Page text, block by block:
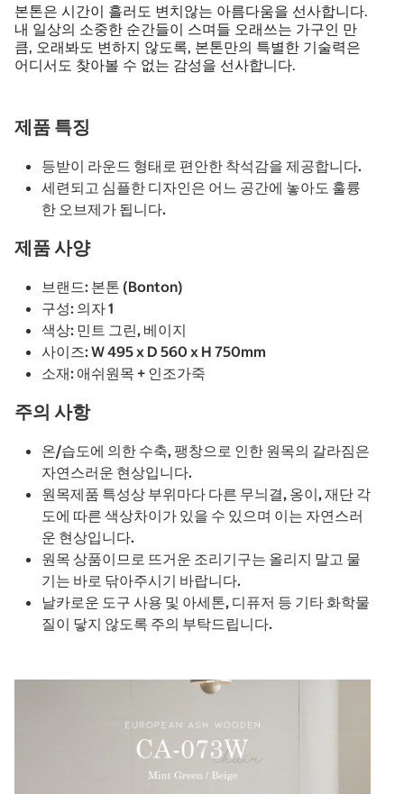
본톤은 시간이 흘러도 변치않는 아름다움을 선사합니다.
내 일상의 소중한 순간들이 스며들 오래쓰는 가구인 만
큼, 오래봐도 변하지 않도록, 본톤만의 특별한 기술력은
어디서도 찾아볼 수 없는 감성을 선사합니다.
제품 특징
등받이 라운드 형태로 편안한 착석감을 제공합니다.
세련되고 심플한 디자인은 어느 공간에 놓아도 훌륭
한 오브제가 됩니다.
제품 사양
브랜드: 본톤 (Bonton)
구성: 의자 1
색상: 민트 그린, 베이지
사이즈: W 495 x D 560 x H 750mm
소재: 애쉬원목 + 인조가죽
주의 사항
온/습도에 의한 수축, 팽창으로 인한 원목의 갈라짐은
자연스러운 현상입니다.
원목제품 특성상 부위마다 다른 무늬결, 옹이, 재단 각
도에 따른 색상차이가 있을 수 있으며 이는 자연스러
운 현상입니다.
원목 상품이므로 뜨거운 조리기구는 올리지 말고 물
기는 바로 닦아주시기 바랍니다.
날카로운 도구 사용 및 아세톤, 디퓨저 등 기타 화학물
질이 닿지 않도록 주의 부탁드립니다.